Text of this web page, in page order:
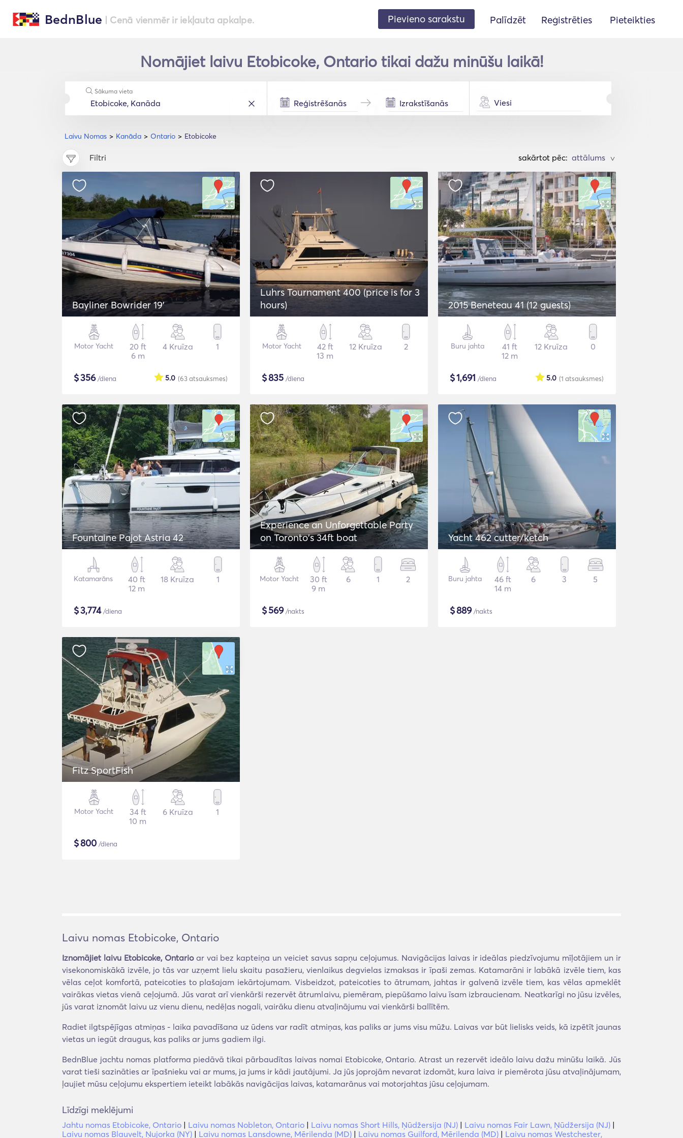
BednBlue | Cenā vienmēr ir iekļauta apkalpe. Pievieno sarakstu Palīdzēt Reģistrēties Pieteikties
Nomājiet laivu Etobicoke, Ontario tikai dažu minūšu laikā!
Laivu Nomas Kanāda Ontario Etobicoke
Sākuma vieta
Viesi
Filtri sakārtot pēc: >
Bayliner Bowrider 19’
Motor Yacht
20 ft
6 m
4 Kruīza 1
$356/diena (63atsauksmes)
5.0
Luhrs Tournament 400 (price is for 3
hours)
Motor Yacht
42 ft
13 m
12 Kruīza 2
$835 /diena
2015 Beneteau 41 (12 guests)
Buru jahta
41 ft
12 m
12 Kruīza 0
$1,691 /diena (1 atsauksmes)
5.0
Fountaine Pajot Astria 42
Katamarāns
40 ft
12 m
18 Kruīza 1
$3,774/diena
Experience an Unforgettable Party
on Toronto's 34ft boat
Motor Yacht
30 ft
9 m
6 1 2
$569/nakts
Yacht 462 cutter/ketch
Buru jahta
46 ft
14 m
6 3 5
$889/nakts
Fitz SportFish
Motor Yacht
34 ft
10 m
6 Kruīza 1
$800 /diena
Laivu nomas Etobicoke, Ontario
Iznomājiet laivu Etobicoke, Ontarioar vai bez kapteiņa un veiciet savus sapņu ceļojumus. Navigācijas laivas ir ideālas piedzīvojumu mīļotājiem un ir
visekonomiskākā izvēle, jo tās var uzņemt lielu skaitu pasažieru, vienlaikus degvielas izmaksas ir īpaši zemas. Katamarāni ir labākā izvēle tiem, kas
vēlas ceļot komfortā, pateicoties to plašajam iekārtojumam. Visbeidzot, pateicoties to ātrumam, jahtas ir galvenā izvēle tiem, kas vēlas apmeklēt
vairākas vietas vienā ceļojumā. Jūs varat arī vienkārši rezervēt ātrumlaivu, piemēram, piepūšamo laivu īsam izbraucienam. Neatkarīgi no jūsu izvēles,
jūs varat iznomāt laivu uz vienu dienu, nedēļas nogali, vairāku dienu atvaļinājumu vai vienkārši ballītēm.
Radiet ilgtspējīgas atmiņas - laika pavadīšana uz ūdens var radīt atmiņas, kas paliks ar jums visu mūžu. Laivas var būt lielisks veids, kā izpētīt jaunas
vietas un iegūt draugus, kas paliks ar jums gadiem ilgi.
BednBlue jachtu nomas platforma piedāvā tikai pārbaudītas laivas nomai Etobicoke, Ontario. Atrast un rezervēt ideālo laivu dažu minūšu laikā. Jūs
varat tieši sazināties ar īpašnieku vai ar mums, ja jums ir kādi jautājumi. Ja jūs joprojām nevarat izdomāt, kura laiva ir piemērota jūsu atvaļinājumam,
ļaujiet mūsu ceļojumu ekspertiem ieteikt labākās navigācijas laivas, katamarānus vai motorjahtas jūsu ceļojumam.
Līdzīgi meklējumi
Jahtu nomas Etobicoke, Ontario | Laivu nomas Nobleton, Ontario | Laivu nomas Short Hills, Ņūdžersija (NJ) | Laivu nomas Fair Lawn, Ņūdžersija (NJ) |
Laivu nomas Blauvelt, Ņujorka (NY) | Laivu nomas Lansdowne, Mērilenda (MD) | Laivu nomas Guilford, Mērilenda (MD) | Laivu nomas Westchester,